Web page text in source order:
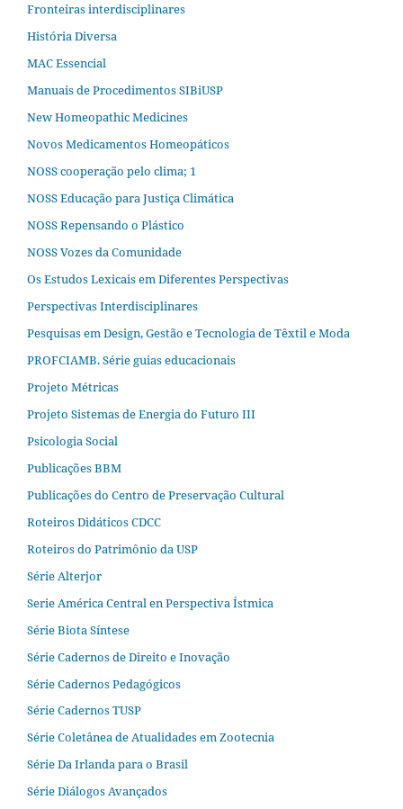
Fronteiras interdisciplinares
História Diversa
MAC Essencial
Manuais de Procedimentos SIBiUSP
New Homeopathic Medicines
Novos Medicamentos Homeopáticos
NOSS cooperação pelo clima; 1
NOSS Educação para Justiça Climática
NOSS Repensando o Plástico
NOSS Vozes da Comunidade
Os Estudos Lexicais em Diferentes Perspectivas
Perspectivas Interdisciplinares
Pesquisas em Design, Gestão e Tecnologia de Têxtil e Moda
PROFCIAMB. Série guias educacionais
Projeto Métricas
Projeto Sistemas de Energia do Futuro III
Psicologia Social
Publicações BBM
Publicações do Centro de Preservação Cultural
Roteiros Didáticos CDCC
Roteiros do Patrimônio da USP
Série Alterjor
Serie América Central en Perspectiva Ístmica
Série Biota Síntese
Série Cadernos de Direito e Inovação
Série Cadernos Pedagógicos
Série Cadernos TUSP
Série Coletânea de Atualidades em Zootecnia
Série Da Irlanda para o Brasil
Série Diálogos Avançados